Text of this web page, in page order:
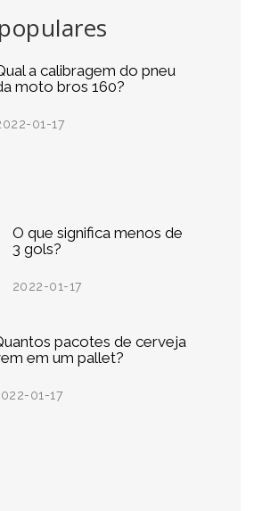
a calibragem do pneu
moto bros 160?
01-17
O que significa menos de
3 gols?
2022-01-17
pacotes de cerveja
em um pallet?
01-17